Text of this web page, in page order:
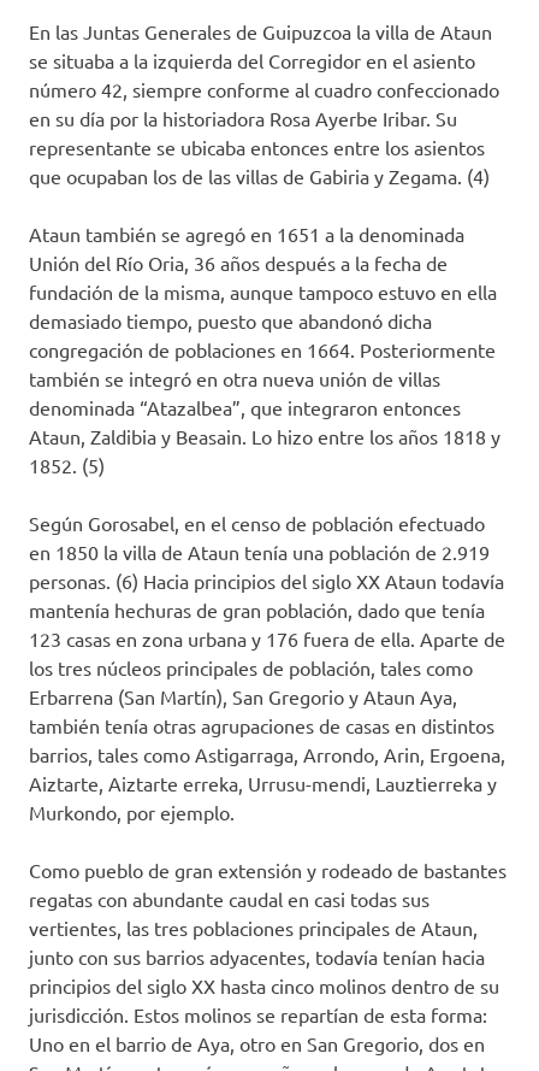
En las Juntas Generales de Guipuzcoa la villa de Ataun
se situaba a la izquierda del Corregidor en el asiento
número 42, siempre conforme al cuadro confeccionado
en su día por la historiadora Rosa Ayerbe Iribar. Su
representante se ubicaba entonces entre los asientos
que ocupaban los de las villas de Gabiria y Zegama. (4)
Ataun también se agregó en 1651 a la denominada
Unión del Río Oria, 36 años después a la fecha de
fundación de la misma, aunque tampoco estuvo en ella
demasiado tiempo, puesto que abandonó dicha
congregación de poblaciones en 1664. Posteriormente
también se integró en otra nueva unión de villas
denominada “Atazalbea”, que integraron entonces
Ataun, Zaldibia y Beasain. Lo hizo entre los años 1818 y
1852. (5)
Según Gorosabel, en el censo de población efectuado
en 1850 la villa de Ataun tenía una población de 2.919
personas. (6) Hacia principios del siglo XX Ataun todavía
mantenía hechuras de gran población, dado que tenía
123 casas en zona urbana y 176 fuera de ella. Aparte de
los tres núcleos principales de población, tales como
Erbarrena (San Martín), San Gregorio y Ataun Aya,
también tenía otras agrupaciones de casas en distintos
barrios, tales como Astigarraga, Arrondo, Arin, Ergoena,
Aiztarte, Aiztarte erreka, Urrusu-mendi, Lauztierreka y
Murkondo, por ejemplo.
Como pueblo de gran extensión y rodeado de bastantes
regatas con abundante caudal en casi todas sus
vertientes, las tres poblaciones principales de Ataun,
junto con sus barrios adyacentes, todavía tenían hacia
principios del siglo XX hasta cinco molinos dentro de su
jurisdicción. Estos molinos se repartían de esta forma:
Uno en el barrio de Aya, otro en San Gregorio, dos en